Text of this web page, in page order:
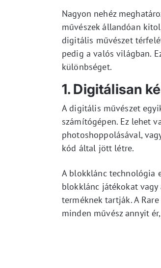
Nagyon nehéz
művészek állandóan
digitális művészet
pedig a valós világban.
különbséget.
1. Digitálisan
A digitális művészet
számítógépen. Ez lehet
photoshoppolásával,
kód által jött létre.
A blokklánc technológia
blokklánc játékokat
terméknek tartják. A
minden művész annyit